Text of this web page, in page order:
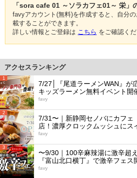
「sora cafe 01 ～ソラカフェ01～ 栄」
favyアカウント(無料)を作成すると、自分
載することができます。
詳しい情報とご登録は こちら をご確認くだ
アクセスランキング
1
7/27│『尾道ラーメンWAN』が
キッズラーメン無料イベント開
favy
2
7/31〜｜新静岡セノバにカフェ
店！濃厚クロックムッシュにス
favy
3
〜9/30｜100辛麻辣湯に激辛超
『富山北口横丁』で激辛フェス
favy